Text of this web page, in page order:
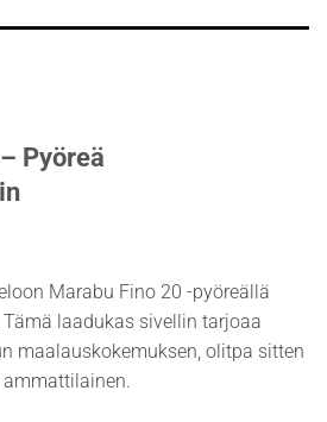
Pyöreä
Marabu Fino 20 -pyöreällä
laadukas sivellin tarjoaa
maalauskokemuksen, olitpa sitten